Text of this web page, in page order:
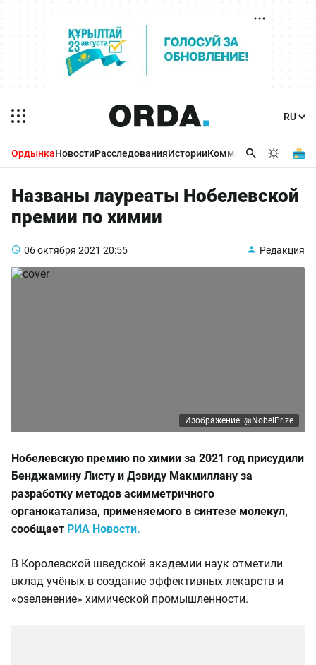
ОрдынкаНовостиРасследованияИсторииКомментарииБизнес
Названы лауреаты Нобелевской
премии по химии
06 октября 2021 20:55 Редакция
Изображение: @NobelPrize
Нобелевскую премию по химии за 2021 год присудили
Бенджамину Листу и Дэвиду Макмиллану за
разработку методов асимметричного
органокатализа, применяемого в синтезе молекул,
сообщает РИА Новости.
В Королевской шведской академии наук отметили
вклад учёных в создание эффективных лекарств и
«озеленение» химической промышленности.